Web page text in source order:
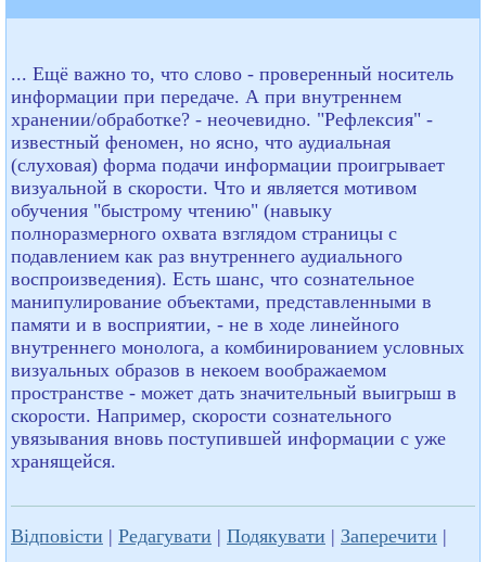
... Ещё важно то, что слово - проверенный носитель
информации при передаче. А при внутреннем
хранении/обработке? - неочевидно. "Рефлексия" -
известный феномен, но ясно, что аудиальная
(слуховая) форма подачи информации проигрывает
визуальной в скорости. Что и является мотивом
обучения "быстрому чтению" (навыку
полноразмерного охвата взглядом страницы с
подавлением как раз внутреннего аудиального
воспроизведения). Есть шанс, что сознательное
манипулирование объектами, представленными в
памяти и в восприятии, - не в ходе линейного
внутреннего монолога, а комбинированием условных
визуальных образов в некоем воображаемом
пространстве - может дать значительный выигрыш в
скорости. Например, скорости сознательного
увязывания вновь поступившей информации с уже
хранящейся.
Відповісти | Редагувати | Подякувати | Заперечити |